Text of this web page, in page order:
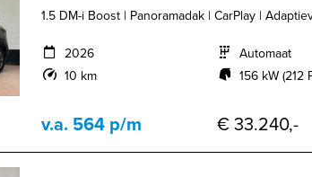
1.5 DM-i Boost | Panoramadak | CarPlay |
2026
10 km
Automaat
156 kW (212
v.a. 564 p/m € 33.240,-